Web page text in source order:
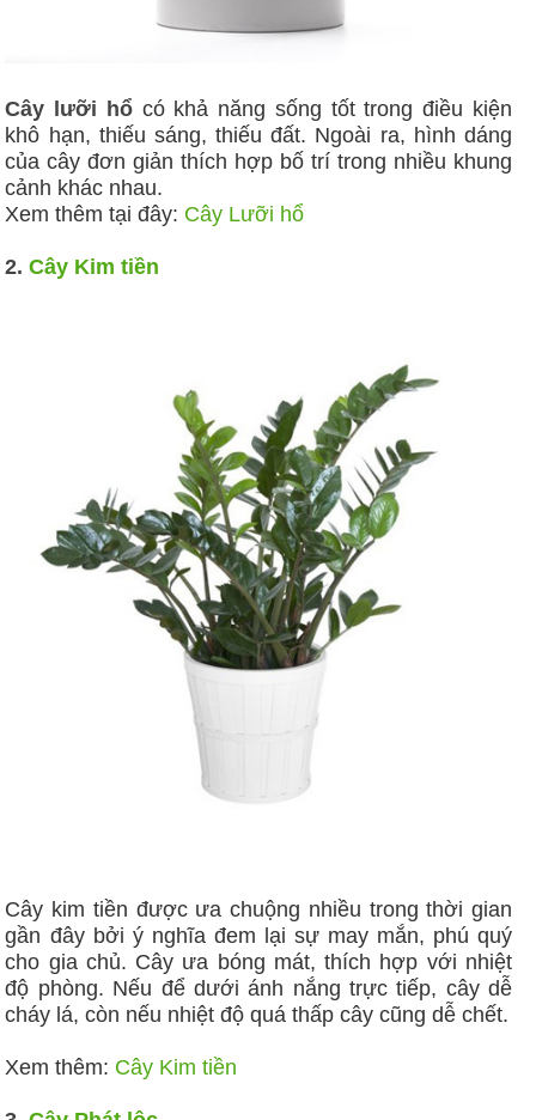
Cây lưỡi hổcó khả năng sống tốt trong điều kiện
khô hạn, thiếu sáng, thiếu đất. Ngoài ra, hình dáng
của cây đơn giản thích hợp bố trí trong nhiều khung
cảnh khác nhau.
Xem thêm tại đây: Cây Lưỡi hổ
2.Cây Kim tiền
Cây kim tiền được ưa chuộng nhiều trong thời gian
gần đây bởi ý nghĩa đem lại sự may mắn, phú quý
cho gia chủ. Cây ưa bóng mát, thích hợp với nhiệt
độ phòng. Nếu để dưới ánh nắng trực tiếp, cây dễ
cháy lá, còn nếu nhiệt độ quá thấp cây cũng dễ chết.
Xem thêm: Cây Kim tiền